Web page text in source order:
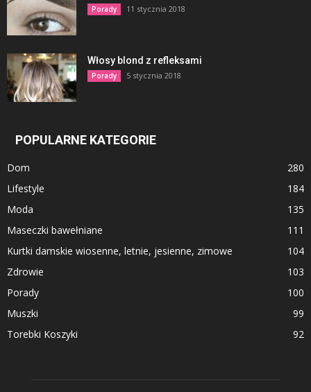
Porady 11 stycznia 2018
Włosy blond z refleksami
Porady 5 stycznia 2018
POPULARNE KATEGORIE
Dom
280
Lifestyle
184
Moda
135
Maseczki bawełniane
111
Kurtki damskie wiosenne, letnie, jesienne, zimowe
104
Zdrowie
103
Porady
100
Muszki
99
Torebki Koszyki
92